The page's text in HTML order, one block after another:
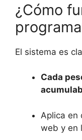
¿Cómo
El sistema es
Cada
Aplica en
web y en